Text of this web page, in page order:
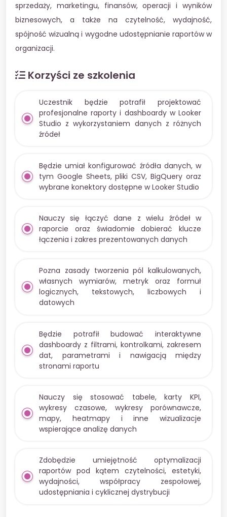
sprzedaży, marketingu, finansów, operacji i wyników
biznesowych, a także na czytelność, wydajność,
spójność wizualną i wygodne udostępnianie raportów w
organizacji.
Korzyści ze szkolenia
Uczestnik będzie potrafił projektować
profesjonalne raporty i dashboardy w Looker
Studio z wykorzystaniem danych z różnych
źródeł
Będzie umiał konfigurować źródła danych, w
tym Google Sheets, pliki CSV, BigQuery oraz
wybrane konektory dostępne w Looker Studio
Nauczy się łączyć dane z wielu źródeł w
raporcie oraz świadomie dobierać klucze
łączenia i zakres prezentowanych danych
Pozna zasady tworzenia pól kalkulowanych,
własnych wymiarów, metryk oraz formuł
logicznych, tekstowych, liczbowych i
datowych
Będzie potrafił budować interaktywne
dashboardy z filtrami, kontrolkami, zakresem
dat, parametrami i nawigacją między
stronami raportu
Nauczy się stosować tabele, karty KPI,
wykresy czasowe, wykresy porównawcze,
mapy, heatmapy i inne wizualizacje
wspierające analizę danych
Zdobędzie umiejętność optymalizacji
raportów pod kątem czytelności, estetyki,
wydajności, współpracy zespołowej,
udostępniania i cyklicznej dystrybucji